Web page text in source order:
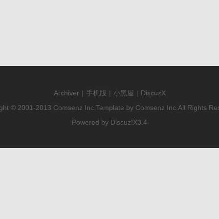
Archiver | 手机版 | 小黑屋 | DiscuzX
© 2001-2013 Comsenz Inc. Template by Comsenz Inc. All Rights
Powered by Discuz!X3.4